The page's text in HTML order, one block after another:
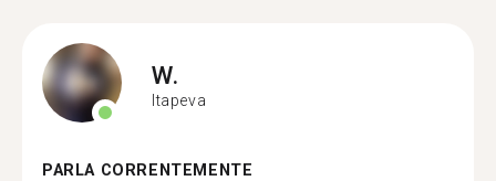
W.
Itapeva
PARLA CORRENTEMENTE